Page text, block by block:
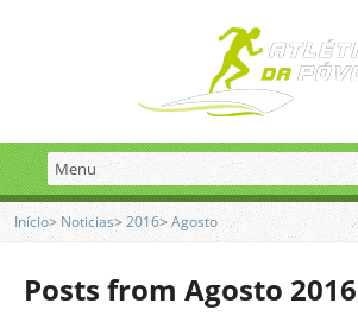
Início> Noticias>2016> Agosto
Posts from Agosto 2016